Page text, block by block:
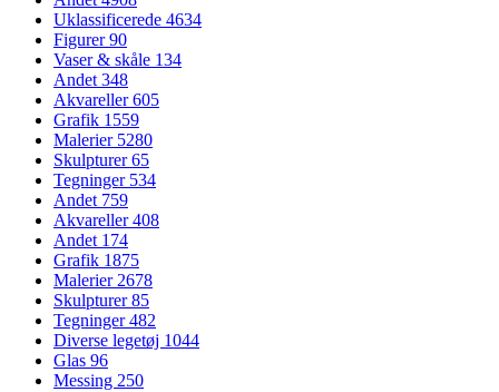
Uklassificerede 4634
Figurer90
Vaser & skåle 134
Andet348
Akvareller605
Grafik 1559
Malerier 5280
Skulpturer65
Tegninger 534
Andet 759
Akvareller408
Andet 174
Grafik 1875
Malerier2678
Skulpturer85
Tegninger482
Diverse legetøj 1044
Glas 96
Messing 250